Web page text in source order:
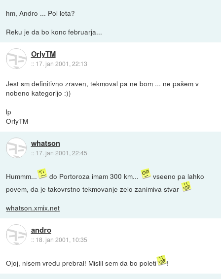
hm, Andro ... Pol leta?
Reku je da bo konc februarja...
OrlyTM
:: 17. jan 2001, 22:13
Jest sm definitivno zraven, tekmoval pa ne bom ... ne pašem v
nobeno kategorijo :))
lp
OrlyTM
whatson
:: 17. jan 2001, 22:45
Hummm... do Portoroza imam 300 km...
vseeno pa lahko
povem, da je takovrstno tekmovanje zelo zanimiva stvar
whatson.xmix.net
andro
:: 18. jan 2001, 10:35
Ojoj, nisem vredu prebral! Mislil sem da bo poleti !